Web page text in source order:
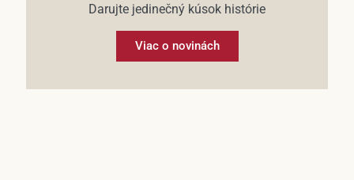
Darujte jedinečný kúsok histórie
Viac o novinách